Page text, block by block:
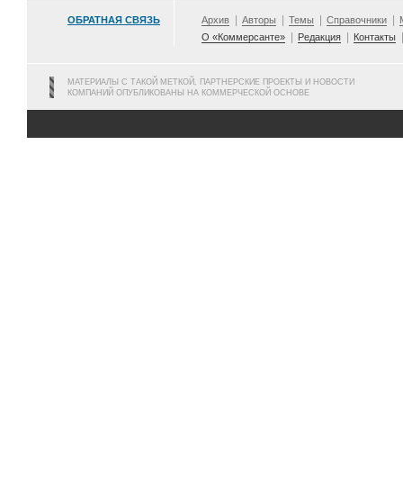
ОБРАТНАЯ СВЯЗЬ Архив Авторы Темы Справочники
О «Коммерсанте»
Редакция Контакты
МАТЕРИАЛЫ С ТАКОЙ МЕТКОЙ, ПАРТНЕРСКИЕ ПРОЕКТЫ И НОВОСТИ
КОМПАНИЙ ОПУБЛИКОВАНЫ НА КОММЕРЧЕСКОЙ ОСНОВЕ